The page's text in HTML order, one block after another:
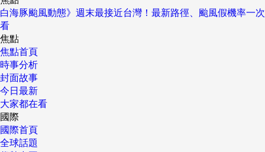
白海豚颱風動態》週末最接近台灣！最新路徑、颱風假機率一次
看
焦點
焦點首頁
時事分析
封面故事
今日最新
大家都在看
國際
國際首頁
全球話題